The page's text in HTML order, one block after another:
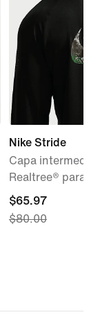
Nike Stride
Capa intermedia
Realtree® para
current
price
$65.97
$80.00